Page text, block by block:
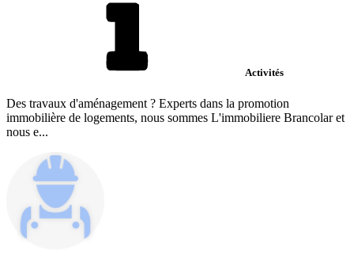
Activités
Des travaux d'aménagement ? Experts dans la promotion
immobilière de logements, nous sommes L'immobiliere Brancolar et
nous e...